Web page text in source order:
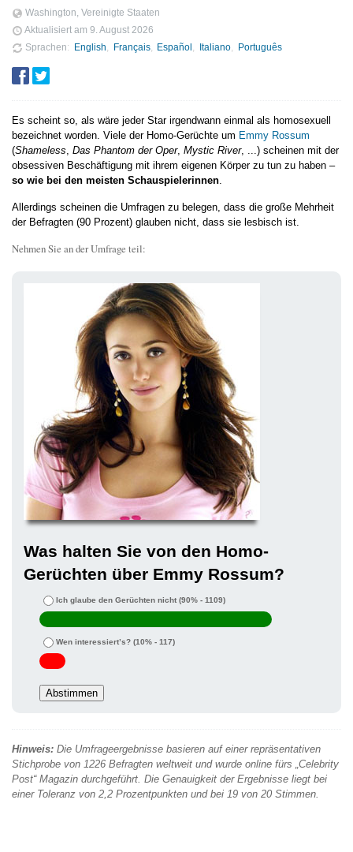
Washington, Vereinigte Staaten
Aktualisiert am 9. August 2026
Sprachen
English Français Español Italiano Português
Es scheint so, als wäre jeder Star irgendwann einmal als homosexuell
bezeichnet worden. Viele der Homo-Gerüchte um Emmy Rossum
(Shameless, Das Phantom der Oper, Mystic River, ...) scheinen mit der
obsessiven Beschäftigung mit ihrem eigenen Körper zu tun zu haben –
so wie bei den meisten Schauspielerinnen.
Allerdings scheinen die Umfragen zu belegen, dass die große Mehrheit
der Befragten (90 Prozent) glauben nicht, dass sie lesbisch ist.
Nehmen Sie an der Umfrage teil:
Was halten Sie von den Homo-
Gerüchten über Emmy Rossum?
Ich glaube den Gerüchten nicht(90% - 1109)
Wen interessiert’s? (10% - 117)
Hinweis: Die Umfrageergebnisse basieren auf einer repräsentativen
Stichprobe von 1226 Befragten weltweit und wurde online fürs „Celebrity
Post“ Magazin durchgeführt. Die Genauigkeit der Ergebnisse liegt bei
einer Toleranz von 2,2 Prozentpunkten und bei 19 von 20 Stimmen.